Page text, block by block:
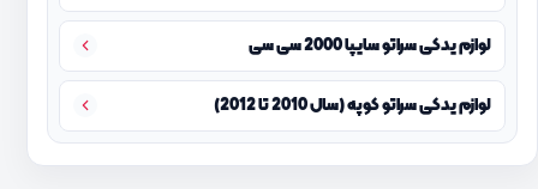
لوازم یدکی سراتو سایپا 2000 سی سی
لوازم یدکی سراتو کوپه (سال 2010 تا 2012)